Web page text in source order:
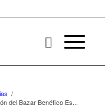
/
del Bazar Benéfico Es...